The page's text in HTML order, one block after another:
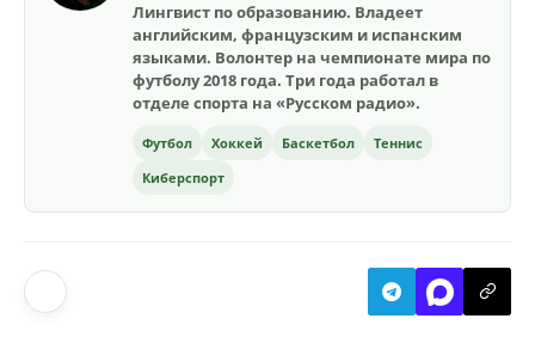
Лингвист по образованию. Владеет
английским, французским и испанским
языками. Волонтер на чемпионате мира по
футболу 2018 года. Три года работал в
отделе спорта на «Русском радио».
Футбол Хоккей Баскетбол
Теннис
Киберспорт